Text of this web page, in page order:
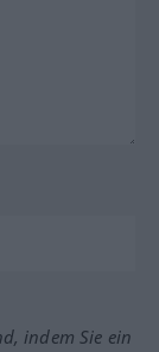
indem Sie ein